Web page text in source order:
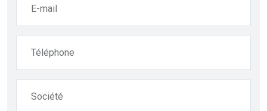
E-mail
Téléphone
Société